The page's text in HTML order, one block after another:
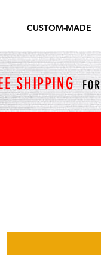
CUSTOM-MADE
SHIPPING